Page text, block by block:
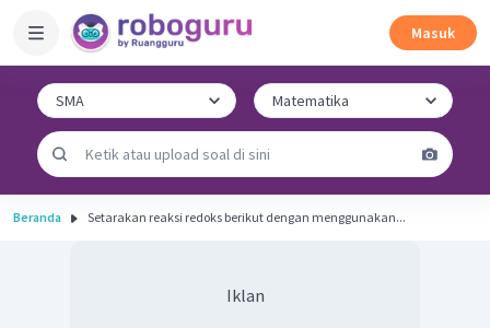
Masuk
Beranda Setarakan reaksi redoks berikut dengan menggunakan...
Iklan